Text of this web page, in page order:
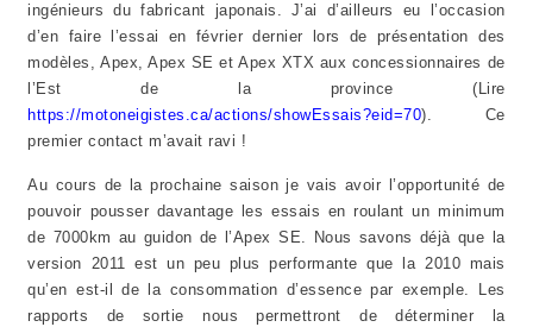
ingénieurs du fabricant japonais. J’ai d’ailleurs eu l’occasion
d’en faire l’essai en février dernier lors de présentation des
modèles, Apex, Apex SE et Apex XTX aux concessionnaires de
l’Est de la province (Lire
https://motoneigistes.ca/actions/showEssais?eid=70). Ce
premier contact m’avait ravi !
Au cours de la prochaine saison je vais avoir l’opportunité de
pouvoir pousser davantage les essais en roulant un minimum
de 7000km au guidon de l’Apex SE. Nous savons déjà que la
version 2011 est un peu plus performante que la 2010 mais
qu’en est-il de la consommation d’essence par exemple. Les
rapports de sortie nous permettront de déterminer la